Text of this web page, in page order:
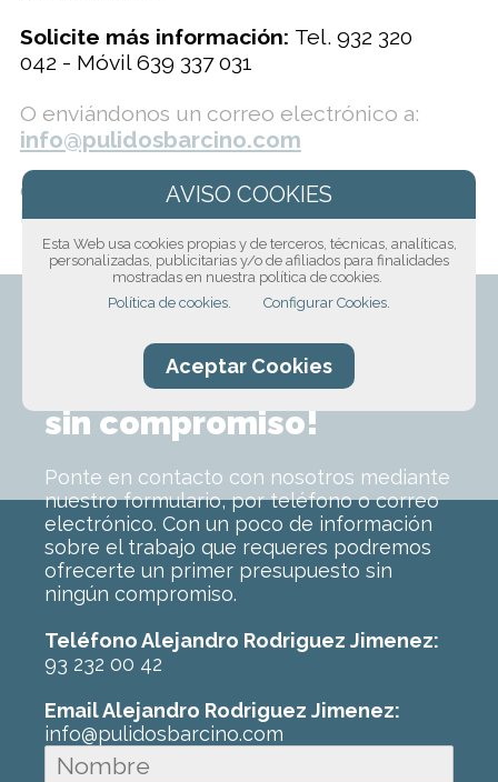
Solicite más información: Tel. 932 320
042 - Móvil 639 337 031
O enviándonos un correo electrónico a:
info@pulidosbarcino.com
O solicita más información haciéndonos
llegar el siguiente formulario:
¡Solicita presupuesto
sin compromiso!
Ponte en contacto con nosotros mediante
nuestro formulario, por teléfono o correo
electrónico. Con un poco de información
sobre el trabajo que requeres podremos
ofrecerte un primer presupuesto sin
ningún compromiso.
Teléfono Alejandro Rodriguez Jimenez:
93 232 00 42
Email Alejandro Rodriguez Jimenez:
info@pulidosbarcino.com
Esta Web usa cookies propias y de terceros, técnicas, analíticas,
personalizadas, publicitarias y/o de afiliados para finalidades
mostradas en nuestra política de cookies.
Política de cookies.
Configurar Cookies.
Aceptar Cookies